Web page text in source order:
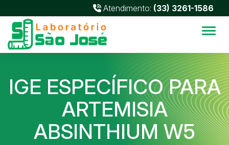
Atendimento: (33) 3261-1586
IGE ESPECÍFICO PARA
ARTEMISIA
ABSINTHIUM W5